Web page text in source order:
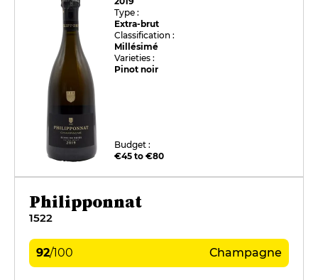
Type :
Extra-brut
Classification :
Millésimé
Varieties :
Pinot noir
Budget :
€45 to €80
Philipponnat
1522
92/100 Champagne